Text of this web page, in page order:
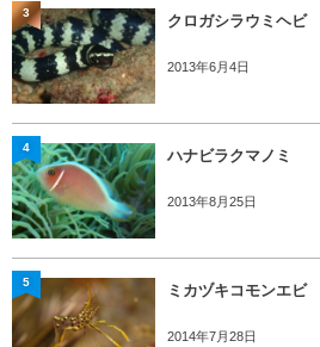
クロガシラウミヘビ
2013年6月4日
3
ハナビラクマノミ
2013年8月25日
4
ミカヅキコモンエビ
2014年7月28日
5